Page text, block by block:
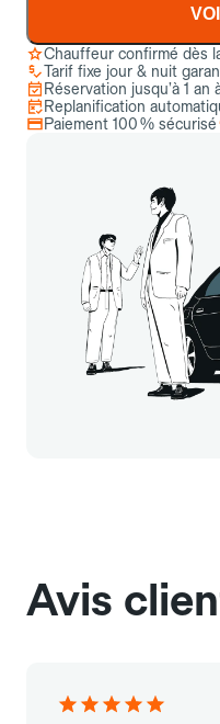
Chauffeur confirmé dès
Tarif fixe jour & nuit
Réservation jusqu’à 1 an
Replanification
Paiement 100 % sécurisé
Avis